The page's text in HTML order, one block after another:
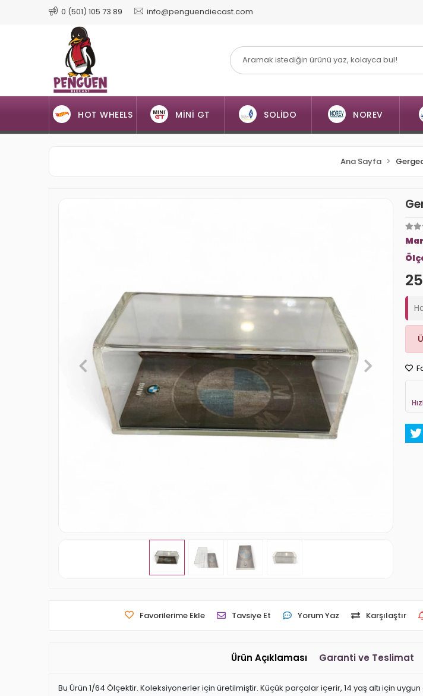
0 (501) 105 73 89 info@penguendiecast.com
HOT WHEELS MİNİ GT SOLİDO NOREV
Ana Sayfa
Favorilerime Ekle Tavsiye Et Yorum Yaz Karşılaştır
Ürün Açıklaması Garanti ve Teslimat
Bu Ürün 1/64 Ölçektir. Koleksiyonerler için üretilmiştir. Küçük parçalar içerir, 14 yaş altı için